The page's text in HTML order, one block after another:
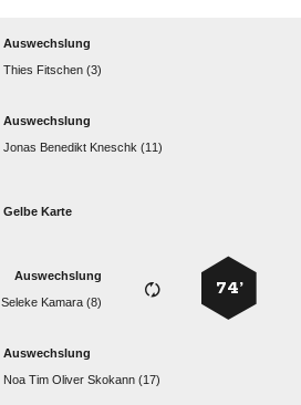
Auswechslung
  
Auswechslung
   
Gelbe Karte
74’
Auswechslung
  
Auswechslung
    